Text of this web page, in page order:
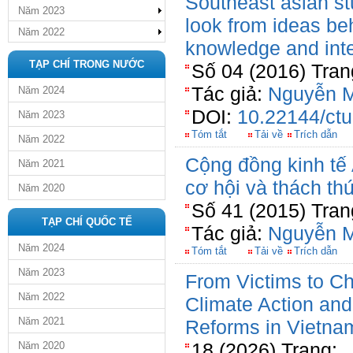
Năm 2023
Năm 2022
TẠP CHÍ TRONG NƯỚC
Năm 2024
Năm 2023
Năm 2022
Năm 2021
Năm 2020
TẠP CHÍ QUỐC TẾ
Năm 2024
Năm 2023
Năm 2022
Năm 2021
Năm 2020
look from ideas
knowledge and
Số 04 (2016)
Tác giả: Nguyễn
DOI: 10.22144/
Tóm tắt Tải về Trích dẫn
Cộng đồng kinh
cơ hội và thách
Số 41 (2015)
Tác giả: Nguyễn
Tóm tắt Tải về Trích dẫn
From Victims to
Climate Action
Reforms in